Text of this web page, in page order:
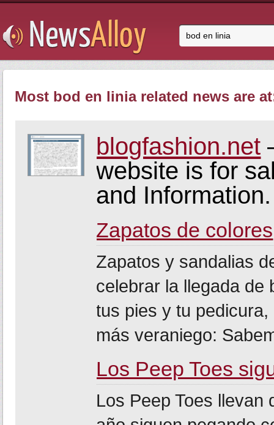
Most bod en linia related news are
blogfashion.net
website is for
and Information.
Zapatos de colores
Zapatos y sandalias
celebrar la llegada de
tus pies y tu
más veraniego:
Los Peep Toes
Los Peep Toes llevan